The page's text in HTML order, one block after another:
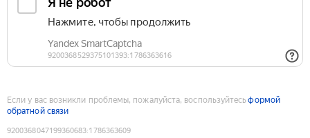
Если у вас возникли проблемы, пожалуйста, воспользуйтесьформой
обратной связи
9200368047199360683:1786363609